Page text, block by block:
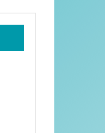
öffnen